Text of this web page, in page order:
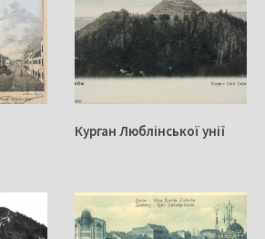
Курган Люблінської унії